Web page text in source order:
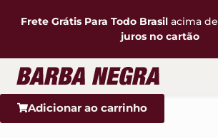
Frete Grátis Para Todo Brasil acima de
juros no cartão
Adicionar ao carrinho